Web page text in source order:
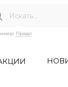
Прадо